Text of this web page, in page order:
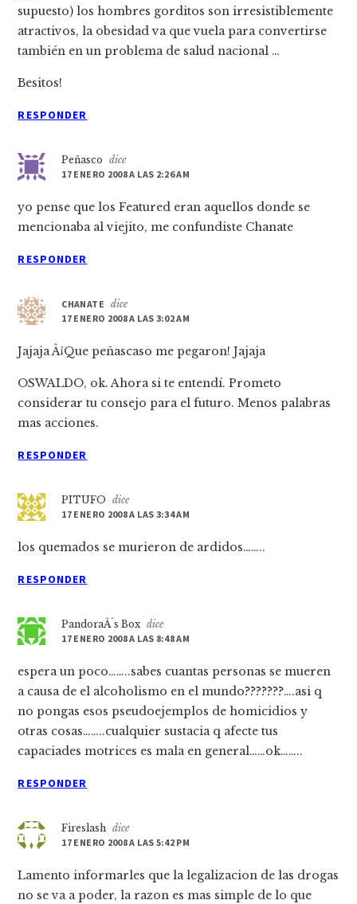
supuesto) los hombres gorditos son irresistiblemente
atractivos, la obesidad va que vuela para convertirse
también en un problema de salud nacional …
Besitos!
RESPONDER
Peñasco
dice
17 ENERO 2008 A LAS 2:26 AM
yo pense que los Featured eran aquellos donde se
mencionaba al viejito, me confundiste Chanate
RESPONDER
CHANATE dice
17 ENERO 2008 A LAS 3:02 AM
Jajaja Â¡Que peñascaso me pegaron! Jajaja
OSWALDO, ok. Ahora si te entendí­. Prometo
considerar tu consejo para el futuro. Menos palabras
mas acciones.
RESPONDER
PITUFO
dice
17 ENERO 2008 A LAS 3:34 AM
los quemados se murieron de ardidos……..
RESPONDER
PandoraÂ´s Box dice
17 ENERO 2008 A LAS 8:48 AM
espera un poco……..sabes cuantas personas se mueren
a causa de el alcoholismo en el mundo???????….asi q
no pongas esos pseudoejemplos de homicidios y
otras cosas……..cualquier sustacia q afecte tus
capaciades motrices es mala en general……ok……..
RESPONDER
Fireslash dice
17 ENERO 2008 A LAS 5:42 PM
Lamento informarles que la legalizacion de las drogas
no se va a poder, la razon es mas simple de lo que